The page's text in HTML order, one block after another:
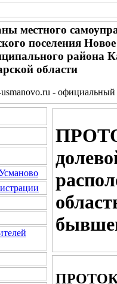
местного
поселения
района
области
- официальный